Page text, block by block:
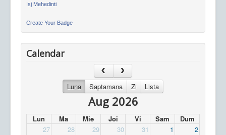
Isj Mehedinti
Create Your Badge
Calendar
Luna Saptamana Zi Lista
Aug 2026
Lun Ma Mie Joi Vi Sam
Dum
27
28 29 30 31 1 2